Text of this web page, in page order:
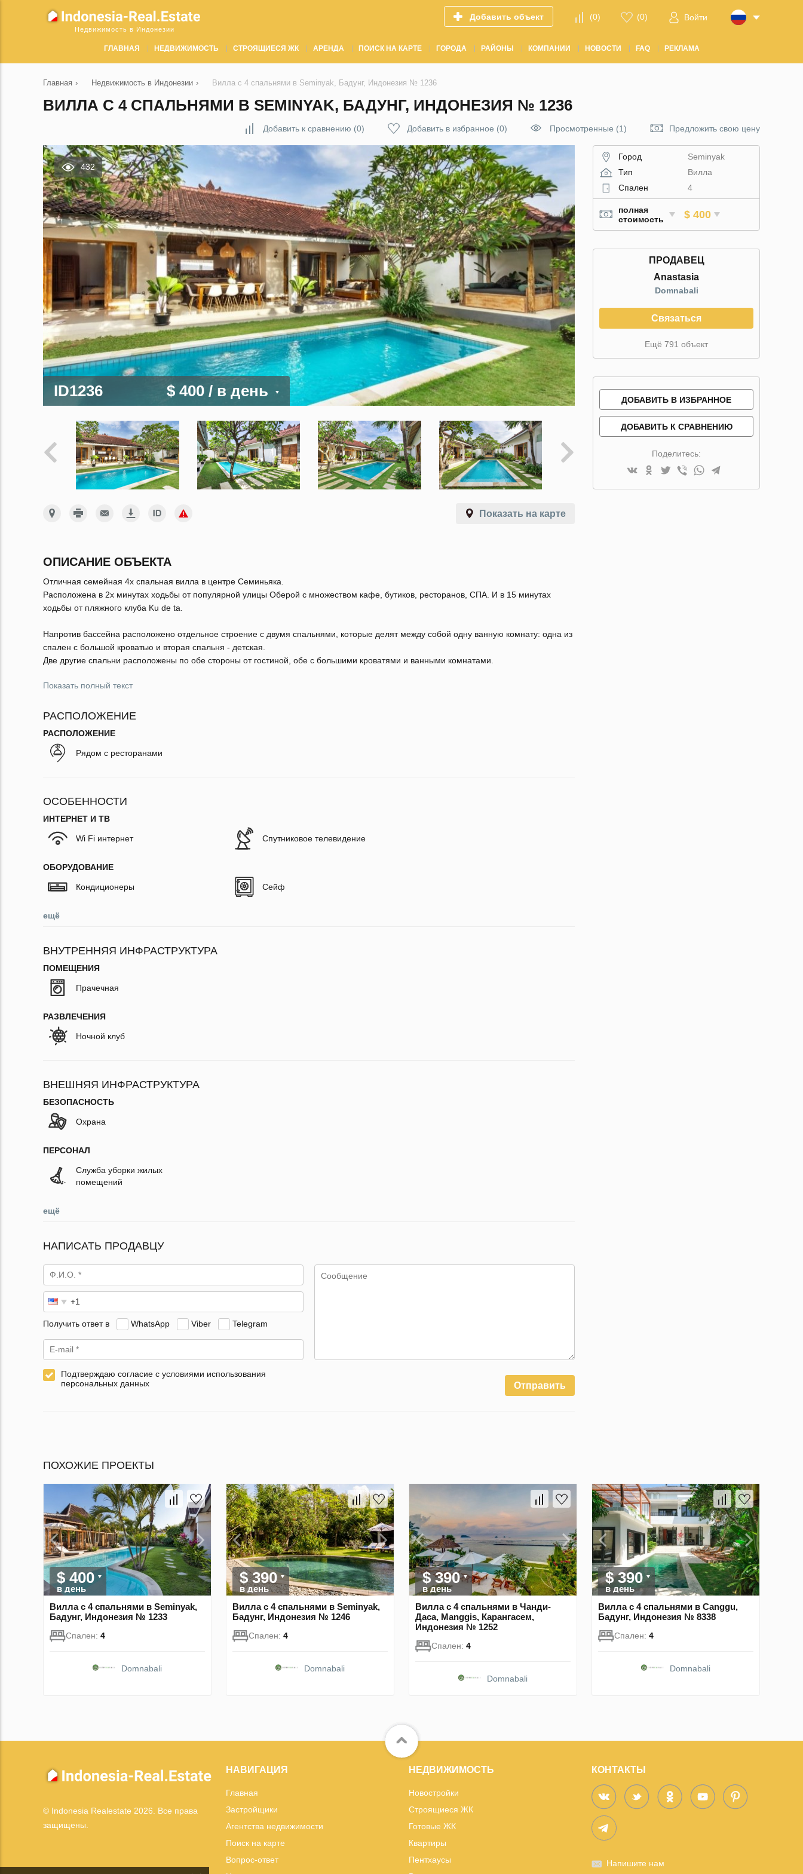
Недвижимость в Индонезии
Добавить объект (0) (0) Войти
ГЛАВНАЯ НЕДВИЖИМОСТЬ СТРОЯЩИЕСЯ ЖК АРЕНДА ПОИСК НА КАРТЕ ГОРОДА РАЙОНЫ КОМПАНИИ НОВОСТИ FAQ РЕКЛАМА
Главная › Недвижимость в Индонезии › Вилла с 4 спальнями в Seminyak, Бадунг, Индонезия № 1236
ВИЛЛА С 4 СПАЛЬНЯМИ В SEMINYAK, БАДУНГ, ИНДОНЕЗИЯ № 1236
Добавить к сравнению (0) Добавить в избранное (0) Просмотренные (1) Предложить свою цену
432
ID1236 $ 400 / в день
Показать на карте
ОПИСАНИЕ ОБЪЕКТА
Отличная семейная 4х спальная вилла в центре Семиньяка.
Расположена в 2х минутах ходьбы от популярной улицы Оберой с множеством кафе, бутиков, ресторанов, СПА. И в 15 минутах
ходьбы от пляжного клуба Ku de ta.
Напротив бассейна расположено отдельное строение с двумя спальнями, которые делят между собой одну ванную комнату: одна из
спален с большой кроватью и вторая спальня - детская.
Две другие спальни расположены по обе стороны от гостиной, обе с большими кроватями и ванными комнатами.
Показать полный текст
РАСПОЛОЖЕНИЕ
РАСПОЛОЖЕНИЕ
Рядом с ресторанами
ОСОБЕННОСТИ
ИНТЕРНЕТ И ТВ
Wi Fi интернет Спутниковое телевидение
ОБОРУДОВАНИЕ
Кондиционеры Сейф
ещё
ВНУТРЕННЯЯ ИНФРАСТРУКТУРА
ПОМЕЩЕНИЯ
Прачечная
РАЗВЛЕЧЕНИЯ
Ночной клуб
ВНЕШНЯЯ ИНФРАСТРУКТУРА
БЕЗОПАСНОСТЬ
Охрана
ПЕРСОНАЛ
Служба уборки жилых
помещений
ещё
НАПИСАТЬ ПРОДАВЦУ
Получить ответ в WhatsApp Viber Telegram
Подтверждаю согласие с условиями использования
персональных данных
Отправить
Город
Seminyak
Тип
Вилла
Спален
4
полная
стоимость
$ 400
ПРОДАВЕЦ
Anastasia
Domnabali
Связаться
Ещё 791 объект
ДОБАВИТЬ В ИЗБРАННОЕ
ДОБАВИТЬ К СРАВНЕНИЮ
Поделитесь:
ПОХОЖИЕ ПРОЕКТЫ
$ 400
в день
Вилла с 4 спальнями в Seminyak,
Бадунг, Индонезия № 1233
Спален: 4
Domnabali
$ 390
в день
Вилла с 4 спальнями в Seminyak,
Бадунг, Индонезия № 1246
Спален: 4
Domnabali
$ 390
в день
Вилла с 4 спальнями в Чанди-
Даса, Manggis, Карангасем,
Индонезия № 1252
Спален: 4
Domnabali
$ 390
в день
Вилла с 4 спальнями в Canggu,
Бадунг, Индонезия № 8338
Спален: 4
Domnabali
© Indonesia Realestate 2026. Все права
защищены.
НАВИГАЦИЯ
Главная
Застройщики
Агентства недвижимости
Поиск на карте
Вопрос-ответ
НЕДВИЖИМОСТЬ
Новостройки
Строящиеся ЖК
Готовые ЖК
Квартиры
Пентхаусы
КОНТАКТЫ
Напишите нам